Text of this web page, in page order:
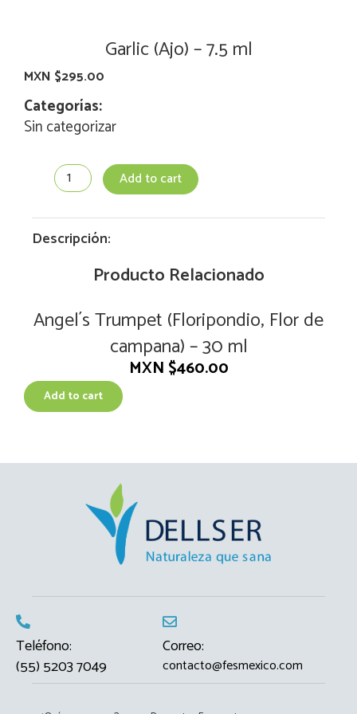
Garlic (Ajo) – 7.5 ml
MXN $295.00
Categorías:
Sin categorizar
7.5
ml
Add to cart
Descripción:
Producto Relacionado
Angel´s Trumpet (Floripondio, Flor de
campana) – 30 ml
MXN $460.00
Add to cart
Teléfono:
(55) 5203 7049
Correo:
contacto@fesmexico.com